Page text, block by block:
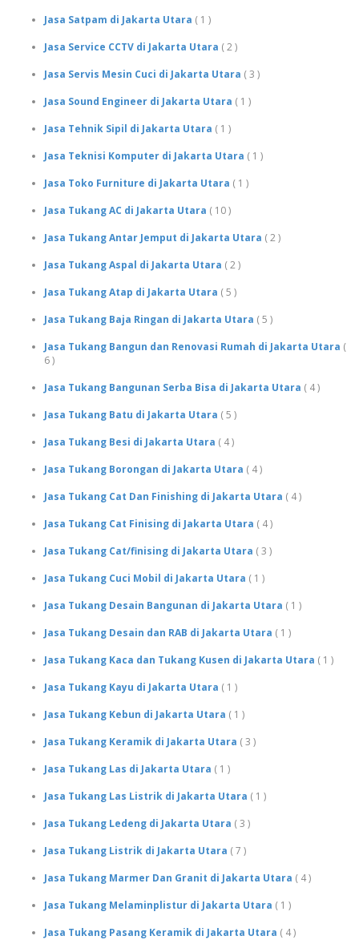
Jasa Satpam di Jakarta Utara ( 1 )
Jasa Service CCTV di Jakarta Utara ( 2 )
Jasa Servis Mesin Cuci di Jakarta Utara ( 3 )
Jasa Sound Engineer di Jakarta Utara ( 1 )
Jasa Tehnik Sipil di Jakarta Utara ( 1 )
Jasa Teknisi Komputer di Jakarta Utara ( 1 )
Jasa Toko Furniture di Jakarta Utara ( 1 )
Jasa Tukang AC di Jakarta Utara ( 10 )
Jasa Tukang Antar Jemput di Jakarta Utara ( 2 )
Jasa Tukang Aspal di Jakarta Utara ( 2 )
Jasa Tukang Atap di Jakarta Utara ( 5 )
Jasa Tukang Baja Ringan di Jakarta Utara ( 5 )
Jasa Tukang Bangun dan Renovasi Rumah di Jakarta Utara (
6 )
Jasa Tukang Bangunan Serba Bisa di Jakarta Utara ( 4 )
Jasa Tukang Batu di Jakarta Utara ( 5 )
Jasa Tukang Besi di Jakarta Utara ( 4 )
Jasa Tukang Borongan di Jakarta Utara ( 4 )
Jasa Tukang Cat Dan Finishing di Jakarta Utara ( 4 )
Jasa Tukang Cat Finising di Jakarta Utara ( 4 )
Jasa Tukang Cat/finising di Jakarta Utara ( 3 )
Jasa Tukang Cuci Mobil di Jakarta Utara ( 1 )
Jasa Tukang Desain Bangunan di Jakarta Utara ( 1 )
Jasa Tukang Desain dan RAB di Jakarta Utara ( 1 )
Jasa Tukang Kaca dan Tukang Kusen di Jakarta Utara ( 1 )
Jasa Tukang Kayu di Jakarta Utara ( 1 )
Jasa Tukang Kebun di Jakarta Utara ( 1 )
Jasa Tukang Keramik di Jakarta Utara ( 3 )
Jasa Tukang Las di Jakarta Utara ( 1 )
Jasa Tukang Las Listrik di Jakarta Utara ( 1 )
Jasa Tukang Ledeng di Jakarta Utara ( 3 )
Jasa Tukang Listrik di Jakarta Utara ( 7 )
Jasa Tukang Marmer Dan Granit di Jakarta Utara ( 4 )
Jasa Tukang Melaminplistur di Jakarta Utara ( 1 )
Jasa Tukang Pasang Keramik di Jakarta Utara ( 4 )